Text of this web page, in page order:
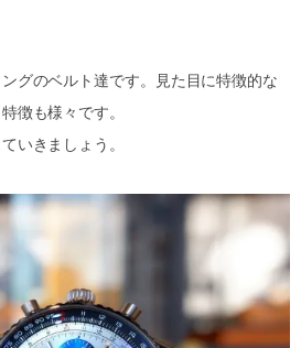
グのベルト達です。見た目に特徴的な
徴も様々です。
いきましょう。